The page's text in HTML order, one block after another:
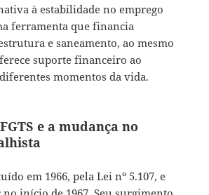
à estabilidade no emprego
ferramenta que financia
e saneamento, ao mesmo
suporte financeiro ao
momentos da vida.
e a mudança no
em 1966, pela Lei nº 5.107, e